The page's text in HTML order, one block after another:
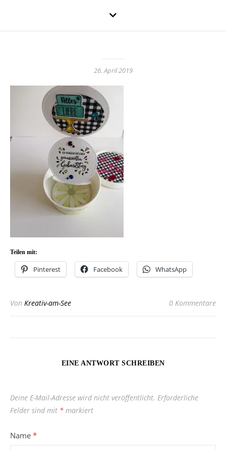
26. April 2019
Teilen mit:
Pinterest Facebook WhatsApp
Von Kreativ-am-See 0 Kommentare
EINE ANTWORT SCHREIBEN
Deine E-Mail-Adresse wird nicht veröffentlicht. Erforderliche
Felder sind mit * markiert
Name *